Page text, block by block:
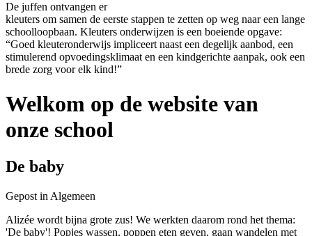
De juffen ontvangen er
kleuters om samen de eerste stappen te zetten op weg naar een lange
schoolloopbaan. Kleuters onderwijzen is een boeiende opgave:
“Goed kleuteronderwijs impliceert naast een degelijk aanbod, een
stimulerend opvoedingsklimaat en een kindgerichte aanpak, ook een
brede zorg voor elk kind!”
Welkom op de website van
onze school
De baby
Gepost in Algemeen
Alizée wordt bijna grote zus! We werkten daarom rond het thema:
'De baby'! Popjes wassen, poppen eten geven, gaan wandelen met